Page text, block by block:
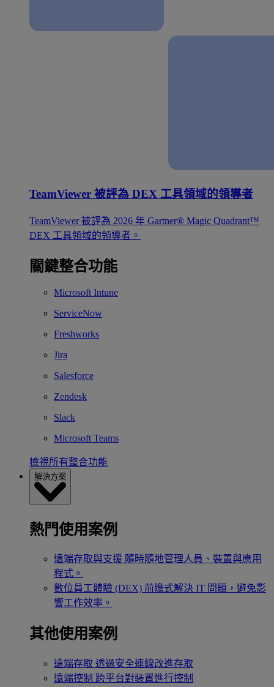
TeamViewer 被評為 DEX 工具領域的領導者
TeamViewer 被評為 2026 年 Gartner® Magic Quadrant™
DEX 工具領域的領導者。
關鍵整合功能
Microsoft Intune
ServiceNow
Freshworks
Jira
Salesforce
Zendesk
Slack
Microsoft Teams
檢視所有整合功能
解決方案
熱門使用案例
遠端存取與支援 隨時隨地管理人員、裝置與應用
程式。
數位員工體驗 (DEX) 前瞻式解決 IT 問題，避免影
響工作效率。
其他使用案例
遠端存取 透過安全連線改進存取
遠端控制 跨平台對裝置進行控制